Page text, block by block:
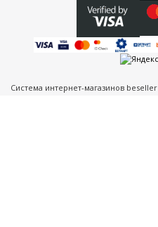
Система интернет-магазинов beseller